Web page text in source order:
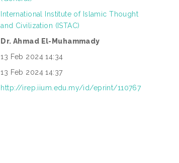
International Institute of Islamic Thought
and Civilization (ISTAC)
Dr. Ahmad El-Muhammady
13 Feb 2024 14:34
13 Feb 2024 14:37
http://irep.iium.edu.my/id/eprint/110767